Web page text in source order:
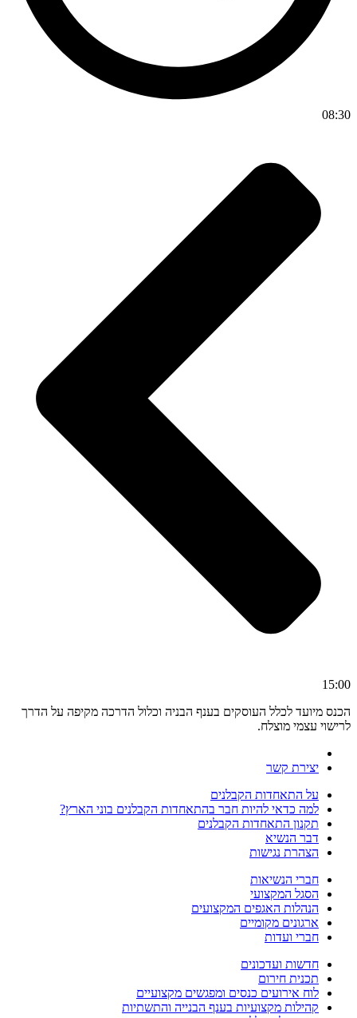
08:30
15:00
הכנס מיועד לכלל העוסקים בענף הבניה וכלול הדרכה מקיפה על הדרך
לרישוי עצמי מוצלח.
יצירת קשר
על התאחדות הקבלנים
למה כדאי להיות חבר בהתאחדות הקבלנים בוני הארץ?
תקנון התאחדות הקבלנים
דבר הנשיא
הצהרת נגישות
חברי הנשיאות
הסגל המקצועי
הנהלות האגפים המקצועים
ארגונים מקומיים
חברי ועדות
חדשות ועדכונים
תכנית חירום
לוח אירועים כנסים ומפגשים מקצועיים
קהילות מקצועיות בענף הבנייה והתשתיות